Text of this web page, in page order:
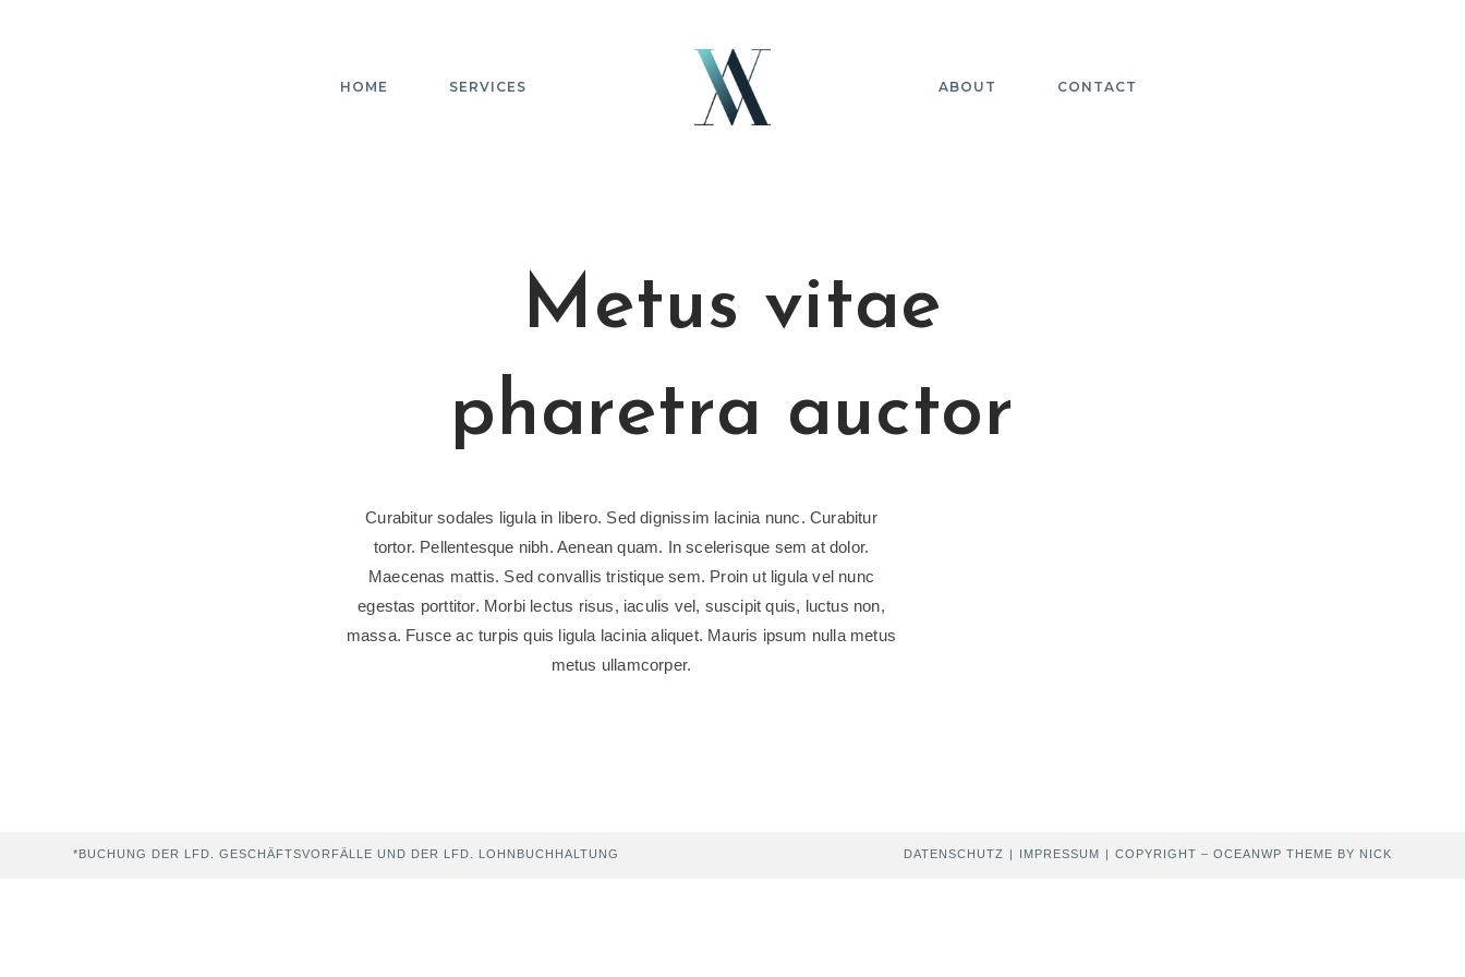
HOME SERVICES ABOUT CONTACT
Metus vitae
pharetra auctor
Curabitur sodales ligula in libero. Sed dignissim lacinia nunc. Curabitur
tortor. Pellentesque nibh. Aenean quam. In scelerisque sem at dolor.
Maecenas mattis. Sed convallis tristique sem. Proin ut ligula vel nunc
egestas porttitor. Morbi lectus risus, iaculis vel, suscipit quis, luctus non,
massa. Fusce ac turpis quis ligula lacinia aliquet. Mauris ipsum nulla metus
metus ullamcorper.
DATENSCHUTZ IMPRESSUM COPYRIGHT – OCEANWP THEME BY NICK
*BUCHUNG DER LFD. GESCHÄFTSVORFÄLLE UND DER LFD. LOHNBUCHHALTUNG